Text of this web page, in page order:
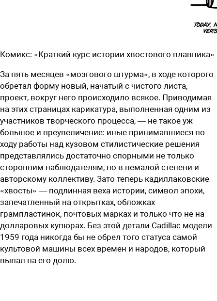
Комикс: «Краткий курс истории хвостового плавника»
За пять месяцев «мозгового штурма», в ходе которого
обретал форму новый, начатый с чистого листа,
проект, вокруг него происходило всякое. Приводимая
на этих страницах карикатура, выполненная одним из
участников творческого процесса, — не такое уж
большое и преувеличение: иные принимавшиеся по
ходу работы над кузовом стилистические решения
представлялись достаточно спорными не только
сторонним наблюдателям, но в немалой степени и
авторскому коллективу. Зато теперь кадиллаковские
«хвосты» — подлинная веха истории, символ эпохи,
запечатленный на открытках, обложках
грампластинок, почтовых марках и только что не на
долларовых купюрах. Без этой детали Cadillac модели
1959 года никогда бы не обрел того статуса самой
культовой машины всех времен и народов, который
выпал на его долю.